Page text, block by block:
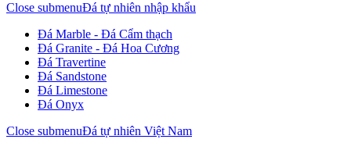
Close submenuĐá tự nhiên nhập khẩu
Đá Marble - Đá Cẩm thạch
Đá Granite - Đá Hoa Cương
Đá Travertine
Đá Sandstone
Đá Limestone
Đá Onyx
Close submenuĐá tự nhiên Việt Nam